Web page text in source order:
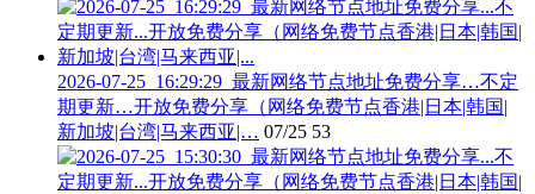
2026-07-25_16:29:29_最新网络节点地址免费分享…不定
期更新…开放免费分享（网络免费节点香港|日本|韩国|
新加坡|台湾|马来西亚|… 07/25 53